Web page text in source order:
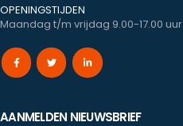
OPENINGSTIJDEN
Maandag t/m vrijdag 9.00-17.00 uur
AANMELDEN NIEUWSBRIEF